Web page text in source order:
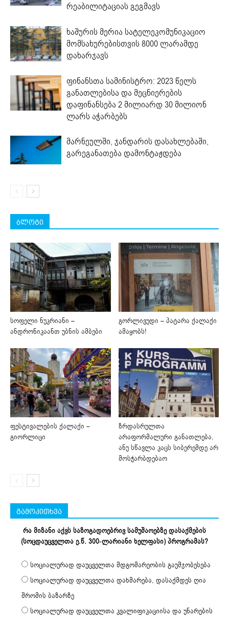
რეაბილიტაციას გეგმავს
ხაშურის მერია სატელეკომუნიკაციო
მომსახურებისთვის 8000 ლარამდე
დახარჯავს
ფინანსთა სამინისტრო: 2023 წელს
განათლებისა და მეცნიერების
დაფინანსება 2 მილიარდ 30 მილიონ
ლარს აჭარბებს
მარნეულში, ჯანდარის დასახლებაში,
გარეგანათება დამონტაჟდება
ბლოგი
სოფელი ნუკრიანი –
ანდრონიკაანთ უბნის ამბები
გორლივუდი – პატარა ქალაქი
ამაყობს!
ფესტივალების ქალაქი –
გიორლიცი
ზრდასრულთა
არაფორმალური განათლება,
ანუ სწავლა კაცს სიბერემდე არ
მოსჭარბდებაო
გამოკითხვა
რა მიზანი აქვს საზოგადოებრივ სამუშაოებზე დასაქმების
(სოცდაუცველთა ე.წ. 300-ლარიანი ხელფასი) პროგრამას?
სოციალურად დაუცველთა მდგომარეობის გაუმჯობესება
სოციალურად დაუცველთა დახმარება, დასაქმდეს ღია
შრომის ბაზარზე
სოციალურად დაუცველთა კვალიფიკაციისა და უნარების